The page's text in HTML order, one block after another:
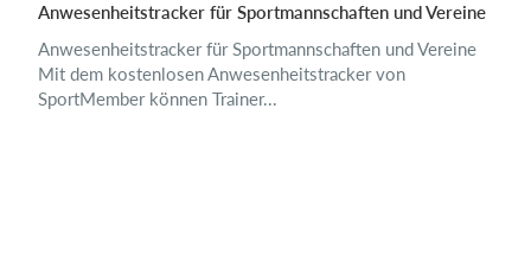
Anwesenheitstracker für Sportmannschaften und Vereine
Anwesenheitstracker für Sportmannschaften und Vereine
Mit dem kostenlosen Anwesenheitstracker von
SportMember können Trainer...